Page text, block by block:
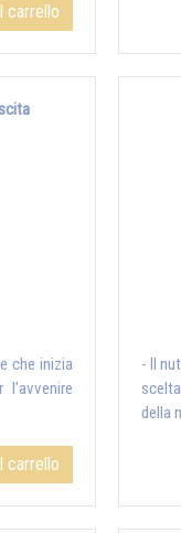
carrello
che inizia
carrello
- Il
della